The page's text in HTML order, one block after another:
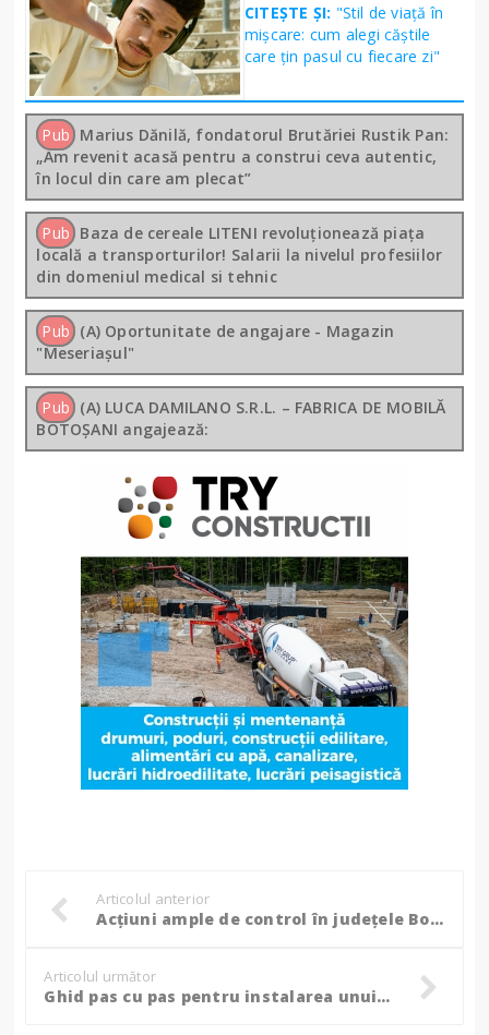
CITEȘTE ȘI: "Stil de viață în
mișcare: cum alegi căștile
care țin pasul cu fiecare zi"
Pub Marius Dănilă, fondatorul Brutăriei Rustik Pan:
„Am revenit acasă pentru a construi ceva autentic,
în locul din care am plecat”
Pub Baza de cereale LITENI revoluționează piața
locală a transporturilor! Salarii la nivelul profesiilor
din domeniul medical si tehnic
Pub (A) Oportunitate de angajare - Magazin
"Meseriașul"
Pub (A) LUCA DAMILANO S.R.L. – FABRICA DE MOBILĂ
BOTOȘANI angajează:
Articolul anterior
Acțiuni ample de control în județele Botoșani și Iași, suspendarea activității la cinci operatori economici și amenzi de aproape 600.000 de lei!
Articolul următor
Ghid pas cu pas pentru instalarea unui convertizor de frecvență